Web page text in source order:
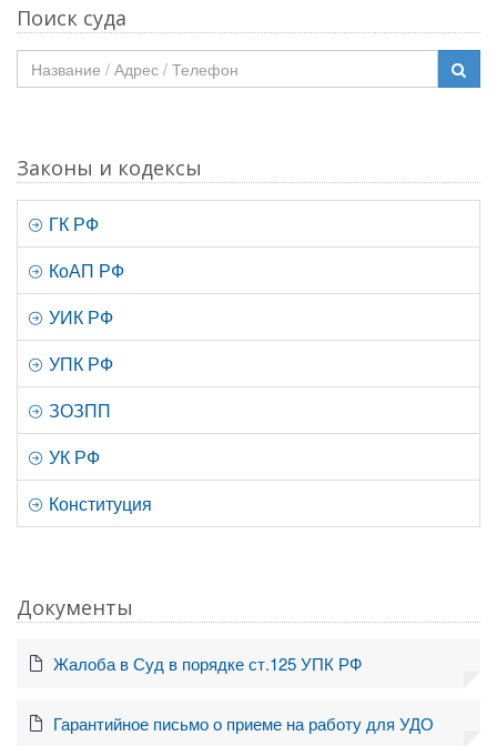
Поиск суда
Законы и кодексы
ГК РФ
КоАП РФ
УИК РФ
УПК РФ
ЗОЗПП
УК РФ
Конституция
Документы
Жалоба в Суд в порядке ст.125 УПК РФ
Гарантийное письмо о приеме на работу для УДО